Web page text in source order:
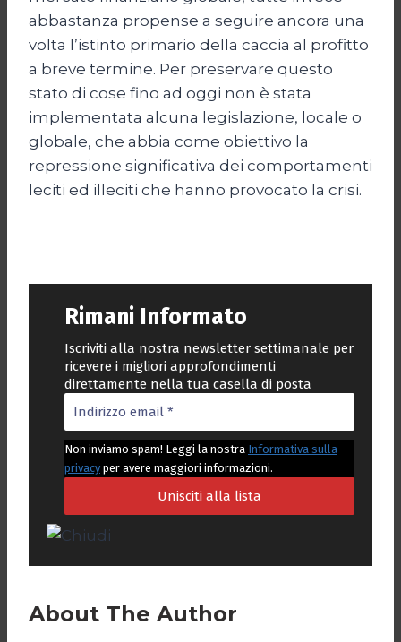
abbastanza propense a seguire ancora una
volta l’istinto primario della caccia al profitto
a breve termine. Per preservare questo
stato di cose fino ad oggi non è stata
implementata alcuna legislazione, locale o
globale, che abbia come obiettivo la
repressione significativa dei comportamenti
leciti ed illeciti che hanno provocato la crisi.
Rimani Informato
Iscriviti alla nostra newsletter settimanale per
ricevere i migliori approfondimenti
direttamente nella tua casella di posta
Non inviamo spam! Leggi la nostra Informativa sulla
privacy per avere maggiori informazioni.
About The Author